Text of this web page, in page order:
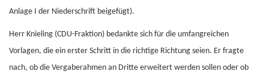
Anlage I der Niederschrift beigefügt).
Herr Knieling (CDU-Fraktion) bedankte sich für die umfangreichen
Vorlagen, die ein erster Schritt in die richtige Richtung seien. Er fragte
nach, ob die Vergaberahmen an Dritte erweitert werden sollen oder ob